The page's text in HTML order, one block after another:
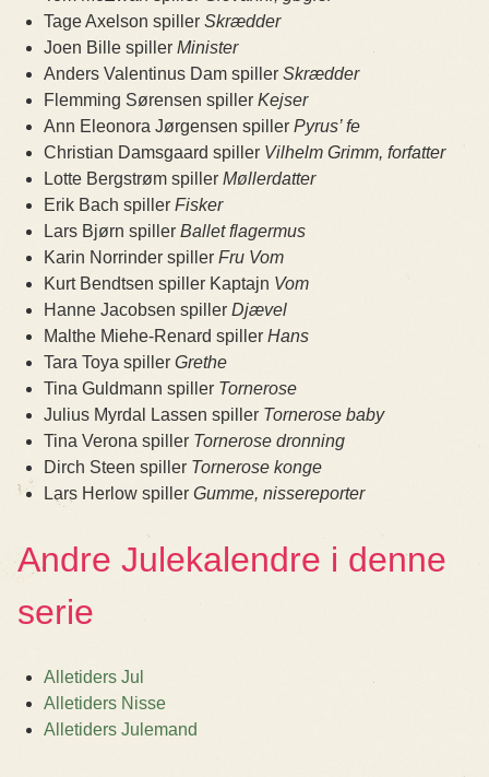
Tage Axelson spiller Skrædder
Joen Bille spiller Minister
Anders Valentinus Dam spiller Skrædder
Flemming Sørensen spiller Kejser
Ann Eleonora Jørgensen spiller Pyrus’ fe
Christian Damsgaard spiller Vilhelm Grimm, forfatter
Lotte Bergstrøm spiller Møllerdatter
Erik Bach spiller Fisker
Lars Bjørn spiller Ballet flagermus
Karin Norrinder spiller Fru Vom
Kurt Bendtsen spiller Kaptajn Vom
Hanne Jacobsen spiller Djævel
Malthe Miehe-Renard spiller Hans
Tara Toya spiller Grethe
Tina Guldmann spiller Tornerose
Julius Myrdal Lassen spiller Tornerose baby
Tina Verona spiller Tornerose dronning
Dirch Steen spiller Tornerose konge
Lars Herlow spiller Gumme, nissereporter
Andre Julekalendre i denne
serie
Alletiders Jul
Alletiders Nisse
Alletiders Julemand